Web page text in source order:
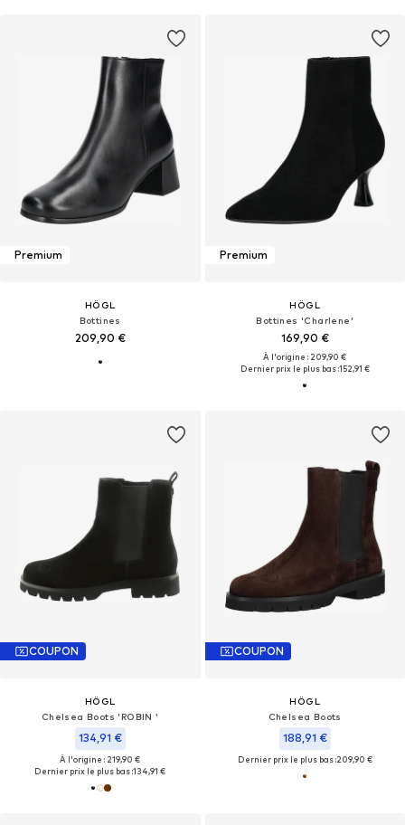
Premium
HÖGL
Bottines
209,90 €
Premium
HÖGL
Bottines 'Charlene'
169,90 €
À l'origine : 209,90 €
Dernier prix le plus bas :152,91 €
COUPON
HÖGL
Chelsea Boots 'ROBIN '
134,91 €
À l'origine : 219,90 €
Dernier prix le plus bas :134,91 €
COUPON
HÖGL
Chelsea Boots
188,91 €
Dernier prix le plus bas :209,90 €